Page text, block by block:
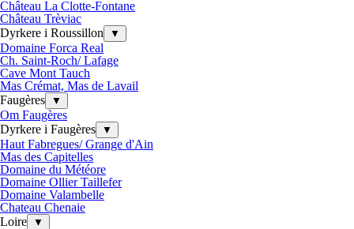
Château La Clotte-Fontane
Château Trèviac
Dyrkere i Roussillon
▼
Domaine Forca Real
Ch. Saint-Roch/ Lafage
Cave Mont Tauch
Mas Crémat, Mas de Lavail
Faugères
▼
Om Faugères
Dyrkere i Faugères
▼
Haut Fabregues/ Grange d'Ain
Mas des Capitelles
Domaine du Météore
Domaine Ollier Taillefer
Domaine Valambelle
Chateau Chenaie
Loire
▼